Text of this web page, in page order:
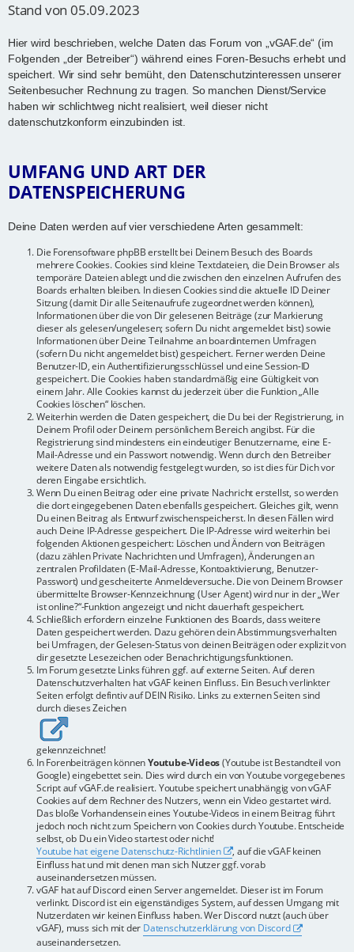
Stand von 05.09.2023
Hier wird beschrieben, welche Daten das Forum von „vGAF.de“ (im
Folgenden „der Betreiber“) während eines Foren-Besuchs erhebt und
speichert. Wir sind sehr bemüht, den Datenschutzinteressen unserer
Seitenbesucher Rechnung zu tragen. So manchen Dienst/Service
haben wir schlichtweg nicht realisiert, weil dieser nicht
datenschutzkonform einzubinden ist.
UMFANG UND ART DER
DATENSPEICHERUNG
Deine Daten werden auf vier verschiedene Arten gesammelt:
Die Forensoftware phpBB erstellt bei Deinem Besuch des Boards
mehrere Cookies. Cookies sind kleine Textdateien, die Dein Browser als
temporäre Dateien ablegt und die zwischen den einzelnen Aufrufen des
Boards erhalten bleiben. In diesen Cookies sind die aktuelle ID Deiner
Sitzung (damit Dir alle Seitenaufrufe zugeordnet werden können),
Informationen über die von Dir gelesenen Beiträge (zur Markierung
dieser als gelesen/ungelesen; sofern Du nicht angemeldet bist) sowie
Informationen über Deine Teilnahme an boardinternen Umfragen
(sofern Du nicht angemeldet bist) gespeichert. Ferner werden Deine
Benutzer-ID, ein Authentifizierungsschlüssel und eine Session-ID
gespeichert. Die Cookies haben standardmäßig eine Gültigkeit von
einem Jahr. Alle Cookies kannst du jederzeit über die Funktion „Alle
Cookies löschen“ löschen.
Weiterhin werden die Daten gespeichert, die Du bei der Registrierung, in
Deinem Profil oder Deinem persönlichem Bereich angibst. Für die
Registrierung sind mindestens ein eindeutiger Benutzername, eine E-
Mail-Adresse und ein Passwort notwendig. Wenn durch den Betreiber
weitere Daten als notwendig festgelegt wurden, so ist dies für Dich vor
deren Eingabe ersichtlich.
Wenn Du einen Beitrag oder eine private Nachricht erstellst, so werden
die dort eingegebenen Daten ebenfalls gespeichert. Gleiches gilt, wenn
Du einen Beitrag als Entwurf zwischenspeicherst. In diesen Fällen wird
auch Deine IP-Adresse gespeichert. Die IP-Adresse wird weiterhin bei
folgenden Aktionen gespeichert: Löschen und Ändern von Beiträgen
(dazu zählen Private Nachrichten und Umfragen), Änderungen an
zentralen Profildaten (E-Mail-Adresse, Kontoaktivierung, Benutzer-
Passwort) und gescheiterte Anmeldeversuche. Die von Deinem Browser
übermittelte Browser-Kennzeichnung (User Agent) wird nur in der „Wer
ist online?“-Funktion angezeigt und nicht dauerhaft gespeichert.
Schließlich erfordern einzelne Funktionen des Boards, dass weitere
Daten gespeichert werden. Dazu gehören dein Abstimmungsverhalten
bei Umfragen, der Gelesen-Status von deinen Beiträgen oder explizit von
dir gesetzte Lesezeichen oder Benachrichtigungsfunktionen.
Im Forum gesetzte Links führen ggf. auf externe Seiten. Auf deren
Datenschutzverhalten hat vGAF keinen Einfluss. Ein Besuch verlinkter
Seiten erfolgt defintiv auf DEIN Risiko. Links zu externen Seiten sind
durch dieses Zeichen
gekennzeichnet!
In Forenbeiträgen könnenYoutube-Videos(Youtube ist Bestandteil von
Google) eingebettet sein. Dies wird durch ein von Youtube vorgegebenes
Script auf vGAF.de realisiert. Youtube speichert unabhängig von vGAF
Cookies auf dem Rechner des Nutzers, wenn ein Video gestartet wird.
Das bloße Vorhandensein eines Youtube-Videos in einem Beitrag führt
jedoch noch nicht zum Speichern von Cookies durch Youtube. Entscheide
selbst, ob Du ein Video startest oder nicht!
Youtube hat eigene Datenschutz-Richtlinien
, auf die vGAF keinen
Einfluss hat und mit denen man sich Nutzer ggf. vorab
auseinandersetzen müssen.
vGAF hat auf Discord einen Server angemeldet. Dieser ist im Forum
verlinkt. Discord ist ein eigenständiges System, auf dessen Umgang mit
Nutzerdaten wir keinen Einfluss haben. Wer Discord nutzt (auch über
vGAF), muss sich mit der Datenschutzerklärung von Discord
auseinandersetzen.